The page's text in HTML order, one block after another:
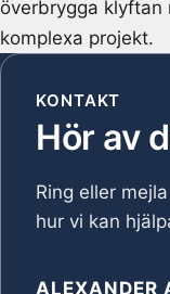
överbrygga klyftan
komplexa projekt.
KONTAKT
Hör av
Ring eller
hur vi kan
ALEXANDER